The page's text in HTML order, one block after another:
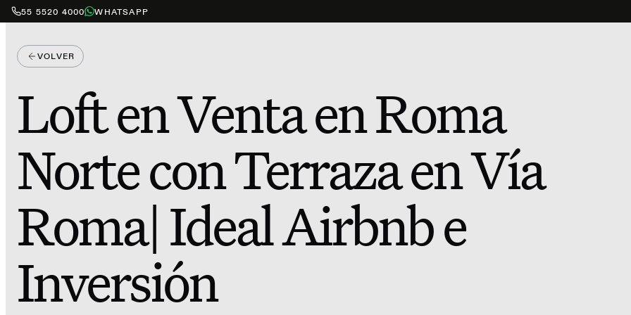
55 5520 4000 WHATSAPP
VOLVER
Loft en Venta en Roma
Norte con Terraza en Vía
Roma| Ideal Airbnb e
Inversión